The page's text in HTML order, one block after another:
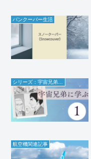
バンクーバー生活
航空機関連記事